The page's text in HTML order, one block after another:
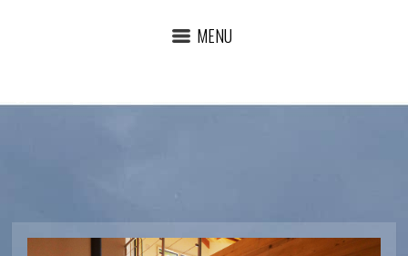
MENU